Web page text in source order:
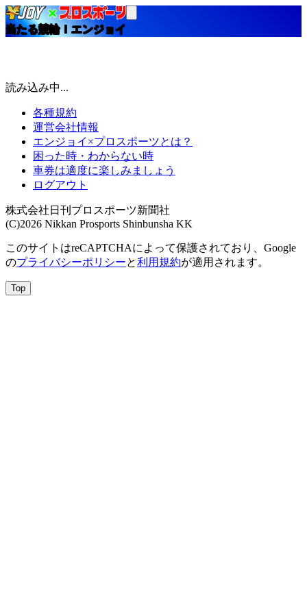
当たる競輪！エンジョイ
読み込み中...
各種規約
運営会社情報
エンジョイ×プロスポーツとは？
困った時・わからない時
車券は適度に楽しみましょう
ログアウト
株式会社日刊プロスポーツ新聞社
(C)2026 Nikkan Prosports Shinbunsha KK
このサイトはreCAPTCHAによって保護されており、Google
のプライバシーポリシーと利用規約が適用されます。
Top